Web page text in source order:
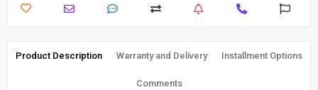
Product Description Warranty and Delivery Installment Options
Comments